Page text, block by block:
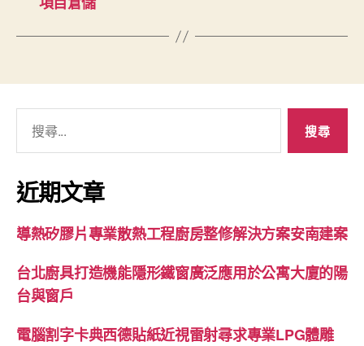
關
鍵
字:
近期文章
導熱矽膠片專業散熱工程廚房整修解決方案安南建案
台北廚具打造機能隱形鐵窗廣泛應用於公寓大廈的陽
台與窗戶
電腦割字卡典西德貼紙近視雷射尋求專業LPG體雕